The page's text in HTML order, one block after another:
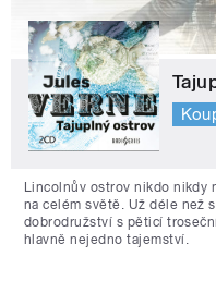
Lincolnův ostrov nikdo nikdy
na celém světě. Už déle než
dobrodružství s pěticí
hlavně nejedno tajemství.